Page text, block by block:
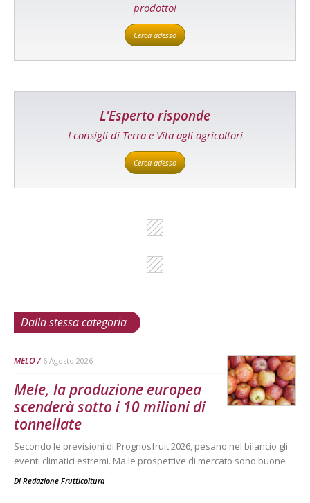
prodotto!
Cerca adesso
L'Esperto risponde
I consigli di Terra e Vita agli agricoltori
Cerca adesso
Dalla stessa categoria
MELO 6 Agosto 2026
Mele, la produzione europea
scenderà sotto i 10 milioni di
tonnellate
Secondo le previsioni di Prognosfruit 2026, pesano nel bilancio gli
eventi climatici estremi. Ma le prospettive di mercato sono buone
Di Redazione Frutticoltura